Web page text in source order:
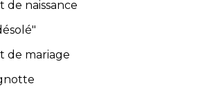
de naissance
de mariage